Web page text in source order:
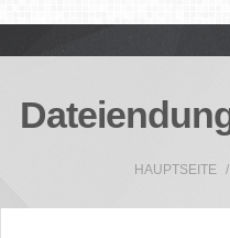
HAUPTSEITE